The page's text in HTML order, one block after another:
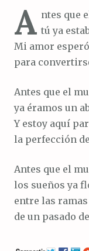
A ntes que
tú ya
Mi amor
para
Antes que el
ya éramos un
Y estoy aquí
la perfección
Antes que el
los sueños ya
entre las ramas
de un pasado